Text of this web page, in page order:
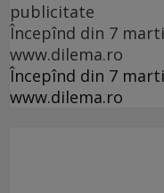
publicitate
Începînd din 7
www.dilema.ro
Începînd din 7
www.dilema.ro